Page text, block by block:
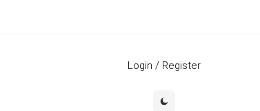
Login / Register